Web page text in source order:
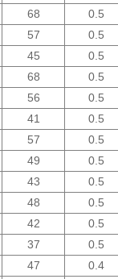
68
0.5
57 0.5
45
0.5
68
0.5
56
0.5
41 0.5
57
0.5
49
0.5
43 0.5
48
0.5
42
0.5
37 0.5
47
0.4